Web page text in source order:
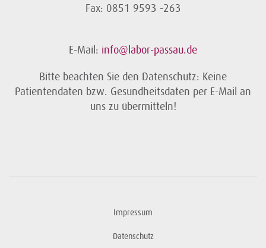
Fax: 0851 9593 -263
E-Mail: info@labor-passau.de
Bitte beachten Sie den Datenschutz: Keine
Patientendaten bzw. Gesundheitsdaten per E-Mail an
uns zu übermitteln!
Impressum
Datenschutz